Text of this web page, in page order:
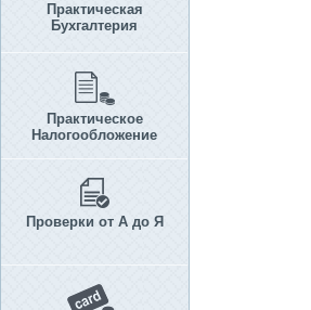
Практическая
Бухгалтерия
Практическое
Налогообложение
Проверки от А до Я